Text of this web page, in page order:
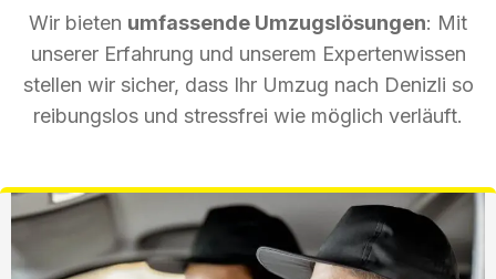
Wir bieten umfassende Umzugslösungen: Mit
unserer Erfahrung und unserem Expertenwissen
stellen wir sicher, dass Ihr Umzug nach Denizli so
reibungslos und stressfrei wie möglich verläuft.